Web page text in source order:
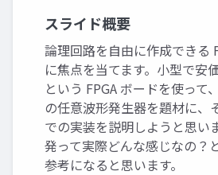
スライド概要
論理回路を自由に作成できる
に焦点を当てます。小型で安
という FPGA ボードを使って
の任意波形発生器を題材に、
での実装を説明しようと思い
発って実際どんな感じなの？
参考になると思います。